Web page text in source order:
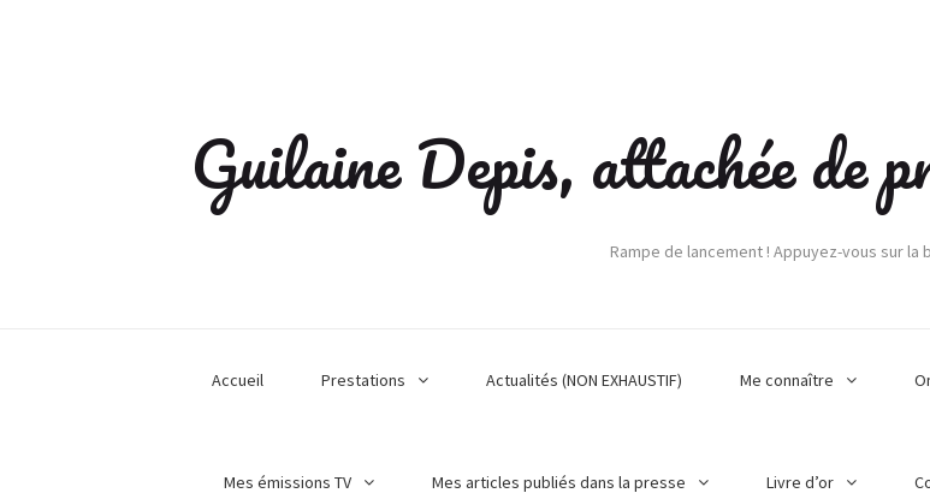
Guilaine Depis, attachée
Rampe de lancement ! Appuyez-vous sur la
Accueil Prestations Actualités (NON EXHAUSTIF) Me connaître
Mes émissions TV Mes articles publiés dans la presse Livre d’or